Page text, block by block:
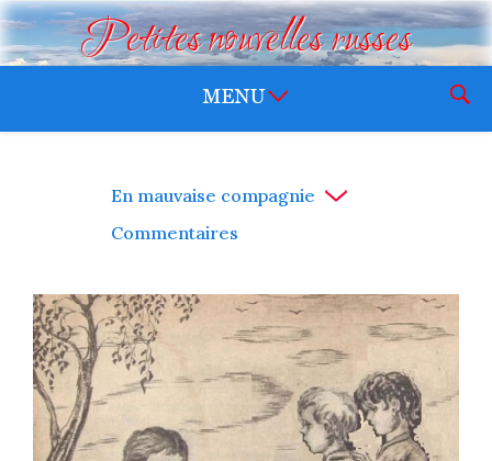
Petites nouvelles russes
En mauvaise compagnie
Commentaires